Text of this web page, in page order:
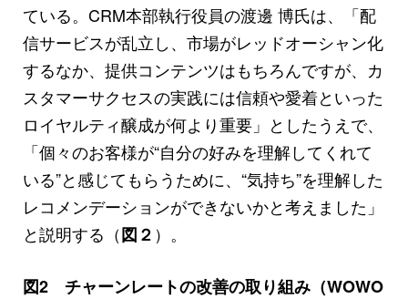
ている。CRM本部執行役員の渡邊 博氏は、「配
信サービスが乱立し、市場がレッドオーシャン化
するなか、提供コンテンツはもちろんですが、カ
スタマーサクセスの実践には信頼や愛着といった
ロイヤルティ醸成が何より重要」としたうえで、
「個々のお客様が“自分の好みを理解してくれて
いる”と感じてもらうために、“気持ち”を理解した
レコメンデーションができないかと考えました」
と説明する（図２ ）。
図2 チャーンレートの改善の取り組み（WOWO